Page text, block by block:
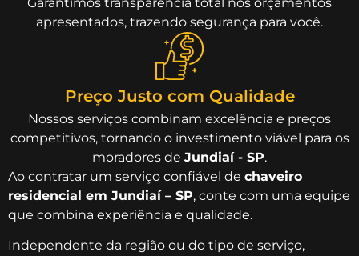
apresentados, trazendo segurança para você.
Preço Justo com Qualidade
Nossos serviços combinam excelência e preços
competitivos, tornando o investimento viável para os
moradores de Jundiaí - SP.
Ao contratar um serviço confiável de chaveiro
residencial em Jundiaí – SP, conte com uma equipe
que combina experiência e qualidade.
Independente da região ou do tipo de serviço,